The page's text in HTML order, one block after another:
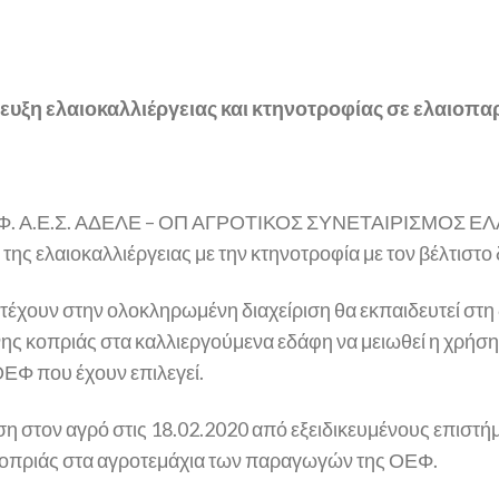
ελαιοκαλλιέργειας και κτηνοτροφίας σε
Α.Ε.Σ. ΑΔΕΛΕ – ΟΠ ΑΓΡΟΤΙΚΟΣ ΣΥΝΕΤΑΙΡΙΣΜΟΣ
ελαιοκαλλιέργειας με την κτηνοτροφία με τον
στην ολοκληρωμένη διαχείριση θα εκπαιδευτεί στη
κοπριάς στα καλλιεργούμενα εδάφη να μειωθεί η
που έχουν επιλεγεί.
στον αγρό στις 18.02.2020 από εξειδικευμένους
στα αγροτεμάχια των παραγωγών της ΟΕΦ.